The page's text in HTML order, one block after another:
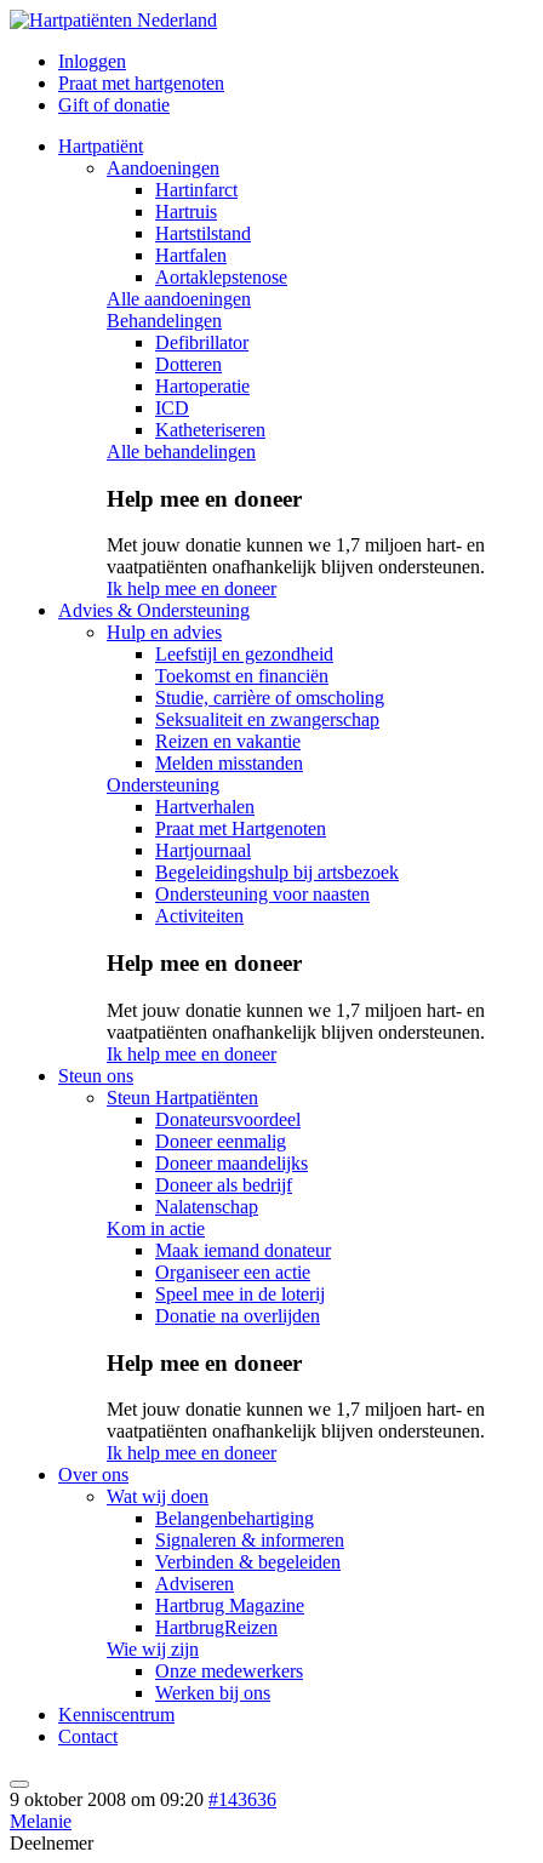
Inloggen
Praat met hartgenoten
Gift of donatie
Hartpatiënt
Aandoeningen
Hartinfarct
Hartruis
Hartstilstand
Hartfalen
Aortaklepstenose
Alle aandoeningen
Behandelingen
Defibrillator
Dotteren
Hartoperatie
ICD
Katheteriseren
Alle behandelingen
Help mee en doneer
Met jouw donatie kunnen we 1,7 miljoen hart- en
vaatpatiënten onafhankelijk blijven ondersteunen.
Ik help mee en doneer
Advies & Ondersteuning
Hulp en advies
Leefstijl en gezondheid
Toekomst en financiën
Studie, carrière of omscholing
Seksualiteit en zwangerschap
Reizen en vakantie
Melden misstanden
Ondersteuning
Hartverhalen
Praat met Hartgenoten
Hartjournaal
Begeleidingshulp bij artsbezoek
Ondersteuning voor naasten
Activiteiten
Help mee en doneer
Met jouw donatie kunnen we 1,7 miljoen hart- en
vaatpatiënten onafhankelijk blijven ondersteunen.
Ik help mee en doneer
Steun ons
Steun Hartpatiënten
Donateursvoordeel
Doneer eenmalig
Doneer maandelijks
Doneer als bedrijf
Nalatenschap
Kom in actie
Maak iemand donateur
Organiseer een actie
Speel mee in de loterij
Donatie na overlijden
Help mee en doneer
Met jouw donatie kunnen we 1,7 miljoen hart- en
vaatpatiënten onafhankelijk blijven ondersteunen.
Ik help mee en doneer
Over ons
Wat wij doen
Belangenbehartiging
Signaleren & informeren
Verbinden & begeleiden
Adviseren
Hartbrug Magazine
HartbrugReizen
Wie wij zijn
Onze medewerkers
Werken bij ons
Kenniscentrum
Contact
9 oktober 2008 om 09:20 #143636
Melanie
Deelnemer